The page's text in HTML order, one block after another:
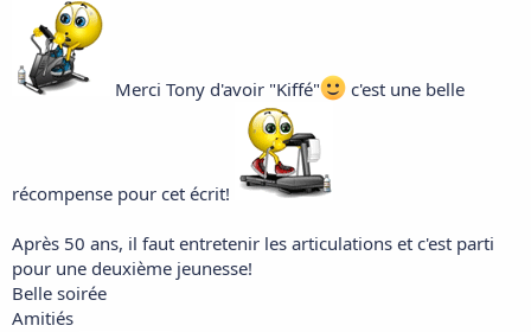
Merci Tony d'avoir "Kiffé" c'est une belle
récompense pour cet écrit!
Après 50 ans, il faut entretenir les articulations et c'est parti
pour une deuxième jeunesse!
Belle soirée
Amitiés